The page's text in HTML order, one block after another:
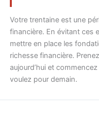
Votre trentaine est une
financière. En évitant ces
mettre en place les
richesse financière.
aujourd’hui et
voulez pour demain.